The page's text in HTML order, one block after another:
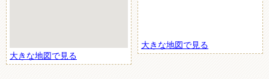
大きな地図で見る
大きな地図で見る